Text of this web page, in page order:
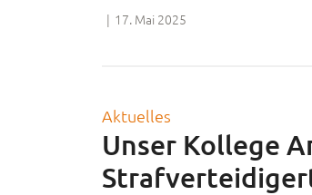
| 17. Mai 2025
Aktuelles
Unser Kollege